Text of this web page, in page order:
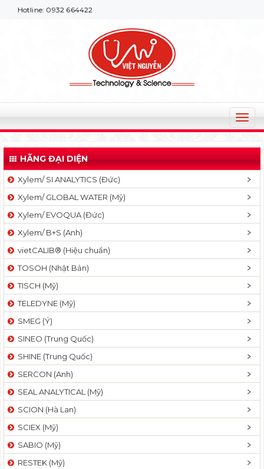
0932 664422
T
o
g
l
v
a
t
n
HÃNG ĐẠI DIỆN
Xylem/ SI ANALYTICS (Đức)
Xylem/ GLOBAL WATER (Mỹ)
Xylem/ EVOQUA (Đức)
Xylem/ B+S (Anh)
vietCALIB® (Hiệu chuẩn)
TOSOH (Nhật Bản)
TISCH (Mỹ)
TELEDYNE (Mỹ)
SMEG (Ý)
SINEO (Trung Quốc)
SHINE (Trung Quốc)
SERCON (Anh)
SEAL ANALYTICAL (Mỹ)
SCION (Hà Lan)
SCIEX (Mỹ)
SABIO (Mỹ)
RESTEK (Mỹ)